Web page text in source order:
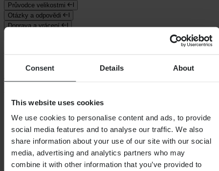
Consent Details About
This website uses cookies
We use cookies to personalise content and ads, to provide
social media features and to analyse our traffic. We also
share information about your use of our site with our social
media, advertising and analytics partners who may
combine it with other information that you’ve provided to
Průvodce velikostmi
Otázky a odpovědi
Doprava a vrácení
5
4
2
3